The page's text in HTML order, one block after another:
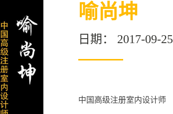
喻尚坤
日期： 2017-09-25
中国高级注册室内设计师